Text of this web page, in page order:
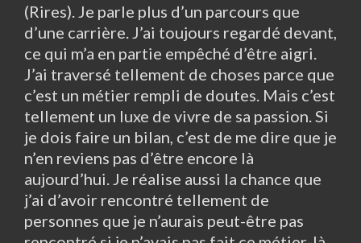
(Rires). Je parle plus d’un parcours que
d’une carrière. J’ai toujours regardé devant,
ce qui m’a en partie empêché d’être aigri.
J’ai traversé tellement de choses parce que
c’est un métier rempli de doutes. Mais c’est
tellement un luxe de vivre de sa passion. Si
je dois faire un bilan, c’est de me dire que je
n’en reviens pas d’être encore là
aujourd’hui. Je réalise aussi la chance que
j’ai d’avoir rencontré tellement de
personnes que je n’aurais peut-être pas